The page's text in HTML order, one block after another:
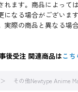
ます。商品によって
なる場合がございま
際の商品と異なる場
後受注 関連商品はこち
その他Newtype Anime